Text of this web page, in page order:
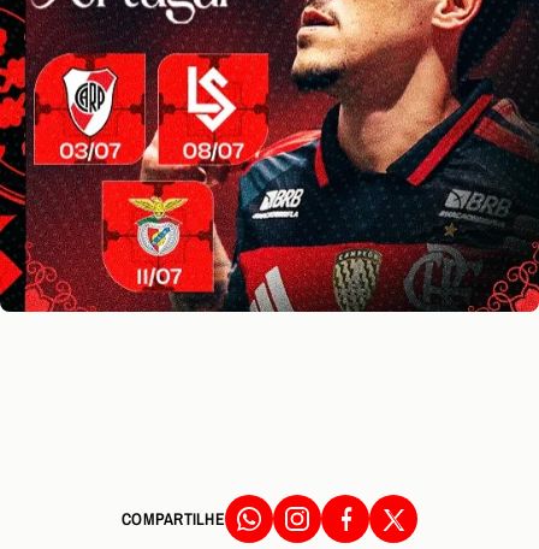
COMPARTILHE